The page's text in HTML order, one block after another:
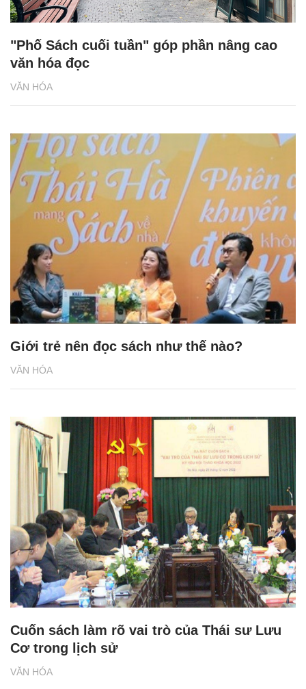
VĂN HÓA
"Phố Sách cuối tuần" góp phần nâng cao
văn hóa đọc
VĂN HÓA
Giới trẻ nên đọc sách như thế nào?
VĂN HÓA
Cuốn sách làm rõ vai trò của Thái sư Lưu
Cơ trong lịch sử